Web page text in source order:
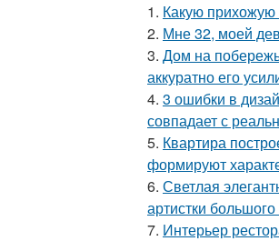
1. Какую
2. Мне 32, моей
3. Дом на
аккуратно его
4. 3 ошибки в
совпадает с
5. Квартира
формируют
6. Светлая
артистки
7. Интерьер